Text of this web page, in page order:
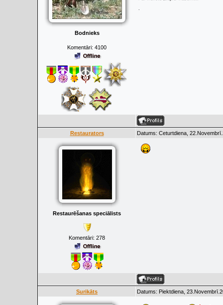
Bodnieks
Komentāri: 4100
.
Restaurators Datums: Ceturtdiena,
Restaurēšanas speciālists
Komentāri: 278
Surikāts Datums: Piektdiena,